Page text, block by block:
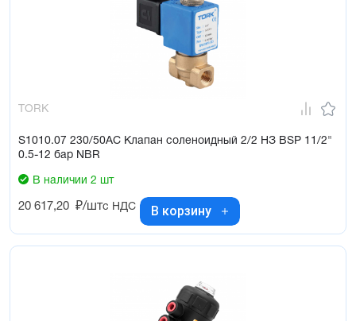
TORK
S1010.07 230/50AC Клапан соленоидный 2/2 НЗ BSP 11/2"
0.5-12 бар NBR
В наличии 2 шт
20 617,20 ₽/штс НДС В корзину